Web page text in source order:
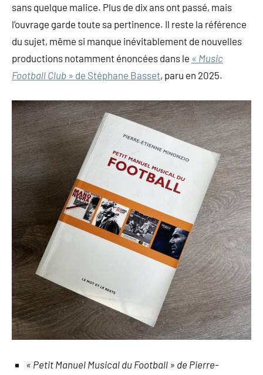
sans quelque malice. Plus de dix ans ont passé, mais
l’ouvrage garde toute sa pertinence. Il reste la référence
du sujet, même si manque inévitablement de nouvelles
productions notamment énoncées dans le « Music
Football Club » de Stéphane Basset, paru en 2025.
« Petit Manuel Musical du Football » de Pierre-